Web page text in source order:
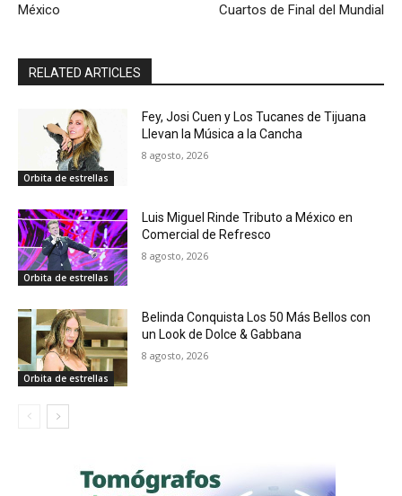
México
Cuartos de Final del Mundial
RELATED ARTICLES
Orbita de estrellas
Fey, Josi Cuen y Los Tucanes de Tijuana
Llevan la Música a la Cancha
8 agosto, 2026
Orbita de estrellas
Luis Miguel Rinde Tributo a México en
Comercial de Refresco
8 agosto, 2026
Orbita de estrellas
Belinda Conquista Los 50 Más Bellos con
un Look de Dolce & Gabbana
8 agosto, 2026